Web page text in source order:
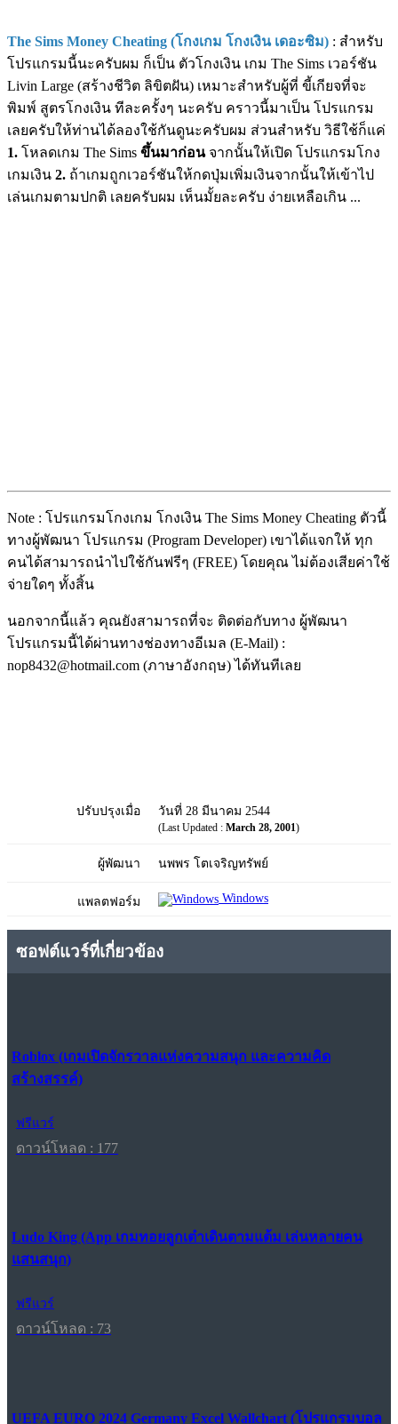
The Sims Money Cheating (โกงเกม โกงเงิน เดอะซิม) : สำหรับ
โปรแกรมนี้นะครับผม ก็เป็น ตัวโกงเงิน เกม The Sims เวอร์ชัน
Livin Large (สร้างชีวิต ลิขิตฝัน) เหมาะสำหรับผู้ที่ ขี้เกียจที่จะ
พิมพ์ สูตรโกงเงิน ทีละครั้งๆ นะครับ คราวนี้มาเป็น โปรแกรม
เลยครับให้ท่านได้ลองใช้กันดูนะครับผม ส่วนสำหรับ วิธีใช้ก็แค่
1. โหลดเกม The Sims ขึ้นมาก่อนจากนั้นให้เปิด โปรแกรมโกง
เกมเงิน 2. ถ้าเกมถูกเวอร์ชันให้กดปุ่มเพิ่มเงินจากนั้นให้เข้าไป
เล่นเกมตามปกติ เลยครับผม เห็นมั้ยละครับ ง่ายเหลือเกิน ...
Note : โปรแกรมโกงเกม โกงเงิน The Sims Money Cheating ตัวนี้
ทางผู้พัฒนา โปรแกรม (Program Developer) เขาได้แจกให้ ทุก
คนได้สามารถนำไปใช้กันฟรีๆ (FREE) โดยคุณ ไม่ต้องเสียค่าใช้
จ่ายใดๆ ทั้งสิ้น
นอกจากนี้แล้ว คุณยังสามารถที่จะ ติดต่อกับทาง ผู้พัฒนา
โปรแกรมนี้ได้ผ่านทางช่องทางอีเมล (E-Mail) :
nop8432@hotmail.com (ภาษาอังกฤษ) ได้ทันทีเลย
ปรับปรุงเมื่อ วันที่ 28 มีนาคม 2544
(Last Updated : March 28, 2001)
ผู้พัฒนา นพพร โตเจริญทรัพย์
แพลตฟอร์ม Windows
ซอฟต์แวร์ที่เกี่ยวข้อง
Roblox (เกมเปิดจักรวาลแห่งความสนุก และความคิด
สร้างสรรค์)
ฟรีแวร์
ดาวน์โหลด : 177
Ludo King (App เกมทอยลูกเต๋าเดินตามแต้ม เล่นหลายคน
แสนสนุก)
ฟรีแวร์
ดาวน์โหลด : 73
UEFA EURO 2024 Germany Excel Wallchart (โปรแกรมบอล